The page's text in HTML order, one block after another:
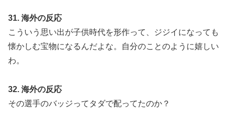
31. 海外の反応
こういう思い出が子供時代を形作って、ジジイになっても
懐かしむ宝物になるんだよな。自分のことのように嬉しい
わ。
32. 海外の反応
その選手のバッジってタダで配ってたのか？